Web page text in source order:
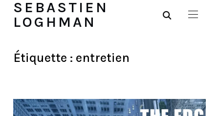
SEBASTIEN
LOGHMAN
Étiquette : entretien